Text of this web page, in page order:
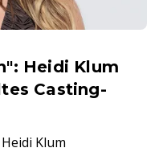
Heidi Klum
Casting-
Klum